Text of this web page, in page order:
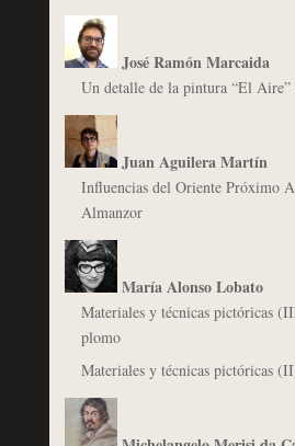
José Ramón Marcaida
Un detalle de la pintura “El Aire”
Juan Aguilera Martín
Influencias del Oriente Próximo
Almanzor
María Alonso Lobato
Materiales y técnicas pictóricas
plomo
Materiales y técnicas pictóricas